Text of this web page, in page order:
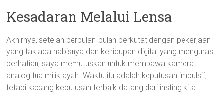
Kesadaran Melalui Lensa
Akhirnya, setelah berbulan-bulan berkutat dengan pekerjaan
yang tak ada habisnya dan kehidupan digital yang menguras
perhatian, saya memutuskan untuk membawa kamera
analog tua milik ayah. Waktu itu adalah keputusan impulsif;
tetapi kadang keputusan terbaik datang dari insting kita.